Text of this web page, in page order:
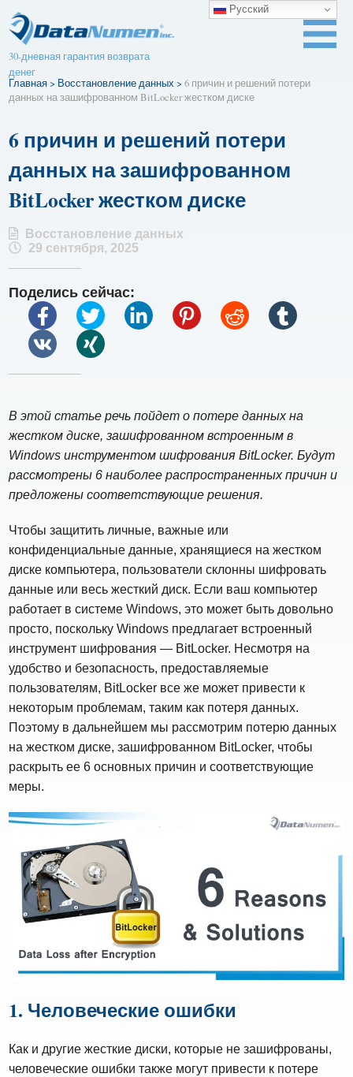
30-дневная гарантия возврата
денег
Главная> Восстановление данных >6 причин и решений потери
данных на зашифрованном BitLocker жестком диске
6 причин и решений потери
данных на зашифрованном
BitLocker жестком диске
Восстановление данных
29 сентября, 2025
Поделись сейчас:
В этой статье речь пойдет о потере данных на
жестком диске, зашифрованном встроенным в
Windows инструментом шифрования BitLocker. Будут
рассмотрены 6 наиболее распространенных причин и
предложены соответствующие решения.
Чтобы защитить личные, важные или
конфиденциальные данные, хранящиеся на жестком
диске компьютера, пользователи склонны шифровать
данные или весь жесткий диск. Если ваш компьютер
работает в системе Windows, это может быть довольно
просто, поскольку Windows предлагает встроенный
инструмент шифрования — BitLocker. Несмотря на
удобство и безопасность, предоставляемые
пользователям, BitLocker все же может привести к
некоторым проблемам, таким как потеря данных.
Поэтому в дальнейшем мы рассмотрим потерю данных
на жестком диске, зашифрованном BitLocker, чтобы
раскрыть ее 6 основных причин и соответствующие
меры.
1. Человеческие ошибки
Как и другие жесткие диски, которые не зашифрованы,
человеческие ошибки также могут привести к потере
Русский